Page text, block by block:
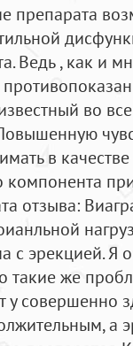
препарата
Ведь , как и
во
в
компонента
отзыва:
с эрекцией. Я
такие же
у совершенно
а